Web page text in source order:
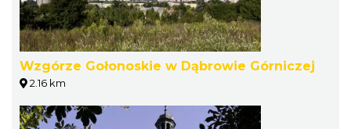
Wzgórze Gołonoskie w Dąbrowie Górniczej
2.16 km